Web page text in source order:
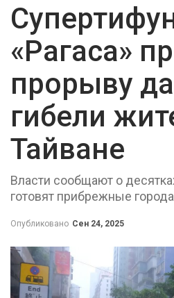
«Рагаса»
прорыву
гибели
Тайване
Власти сообщают о
готовят прибрежные
Опубликовано Сен 24, 2025